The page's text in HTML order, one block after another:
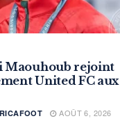
Maouhoub rejoint
United FC aux
AOÛT 6, 2026